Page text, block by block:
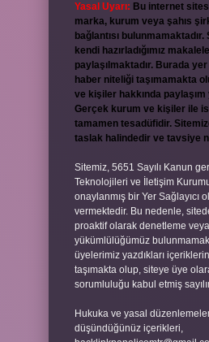
Yasal Uyarı: Bu internet
marka, kurum veya şahıs
bağlantısı bulunmamaktadır.
kendi hazırladığımız
paylaşılmaktadır. Burada
haber niteliği taşımamakta
ve kişiler hakkında paylaşım
Gerçek kurum ve kişiler ile
tamamen tesadüfidir.
taslak halindedir ve tavsiye
Sitemiz, 5651 Sayılı Kanun
Teknolojileri ve İletişim
onaylanmış bir Yer Sağlayıcı
vermektedir. Bu nedenle,
proaktif olarak denetleme
yükümlülüğümüz
üyelerimiz yazdıkları
taşımakta olup, siteye üye
sorumluluğu kabul etmiş
Hukuka ve yasal
düşündüğünüz içerikleri,